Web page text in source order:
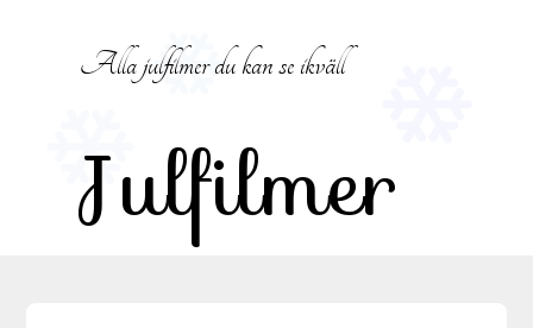
Alla julfilmer du kan se ikväll
Julfilmer